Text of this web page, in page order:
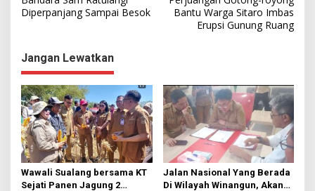
v
g
a
s
i
p
o
s
Diperpanjang Sampai Besok
Bantu Warga Sitaro Imbas
Erupsi Gunung Ruang
Jangan Lewatkan
Wawali Sualang bersama KT
Sejati Panen Jagung 2
Jalan Nasional Yang Berada
Di Wilayah Winangun, Akan